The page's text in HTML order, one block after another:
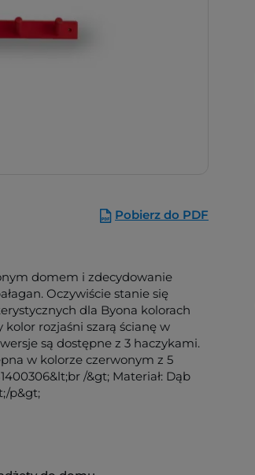
Pobierz do PDF
domem i zdecydowanie
Oczywiście stanie się
dla Byona kolorach
rozjaśni szarą ścianę w
są dostępne z 3 haczykami.
w kolorze czerwonym z 5
/&gt; Materiał: Dąb
p&gt;